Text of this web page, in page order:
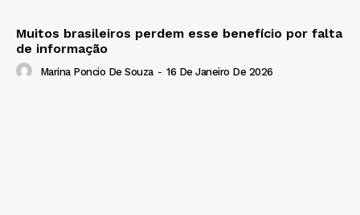
Muitos brasileiros perdem esse benefício por falta
de informação
Marina Poncio De Souza - 16 De Janeiro De 2026